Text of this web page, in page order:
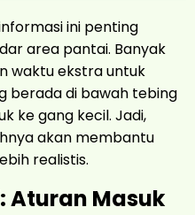
ini penting
area pantai. Banyak
waktu ekstra untuk
berada di bawah tebing
ke gang kecil. Jadi,
akan membantu
realistis.
Aturan Masuk